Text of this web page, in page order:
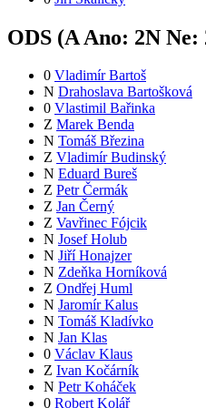
ODS (A Ano: 2N Ne:
0 Vladimír Bartoš
N Drahoslava Bartošková
0 Vlastimil Bařinka
Z Marek Benda
N Tomáš Březina
Z Vladimír Budinský
N Eduard Bureš
Z Petr Čermák
Z Jan Černý
Z Vavřinec Fójcik
N Josef Holub
N Jiří Honajzer
N Zdeňka Horníková
Z Ondřej Huml
N Jaromír Kalus
N Tomáš Kladívko
N Jan Klas
0 Václav Klaus
Z Ivan Kočárník
N Petr Koháček
0 Robert Kolář